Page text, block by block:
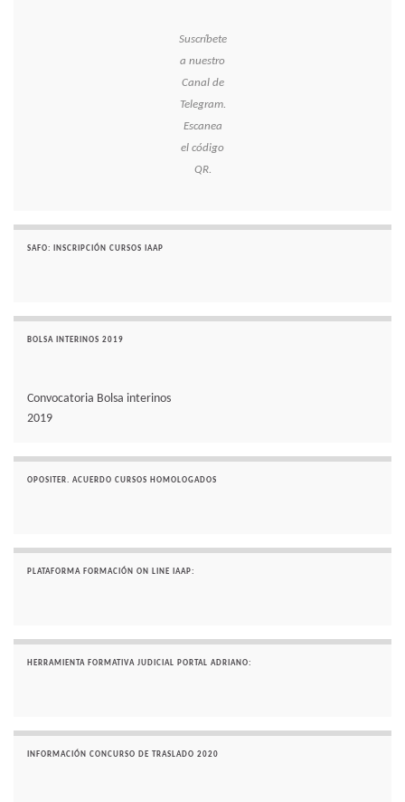
Suscríbete
a nuestro
Canal de
Telegram.
Escanea
el código
QR.
SAFO: INSCRIPCIÓN CURSOS IAAP
BOLSA INTERINOS 2019
Convocatoria Bolsa interinos
2019
OPOSITER. ACUERDO CURSOS HOMOLOGADOS
PLATAFORMA FORMACIÓN ON LINE IAAP:
HERRAMIENTA FORMATIVA JUDICIAL PORTAL ADRIANO:
INFORMACIÓN CONCURSO DE TRASLADO 2020